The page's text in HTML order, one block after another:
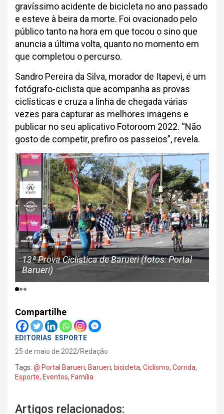
gravíssimo acidente de bicicleta no ano passado
e esteve à beira da morte. Foi ovacionado pelo
público tanto na hora em que tocou o sino que
anuncia a última volta, quanto no momento em
que completou o percurso.
Sandro Pereira da Silva, morador de Itapevi, é um
fotógrafo-ciclista que acompanha as provas
ciclísticas e cruza a linha de chegada várias
vezes para capturar as melhores imagens e
publicar no seu aplicativo Fotoroom 2022. “Não
gosto de competir, prefiro os passeios”, revela.
13ª Prova Ciclística de Barueri (fotos: Portal
Barueri)
Compartilhe
EDITORIAS
ESPORTE
25 de maio de 2022 Redação
Tags: @ Portal Barueri, Barueri, bicicleta, Ciclísmo, Corrida,
Esporte, Eventos, Família
Artigos relacionados: